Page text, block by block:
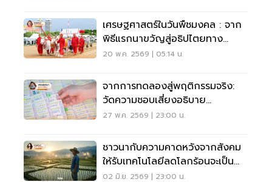
เศรษฐศาสตร์ในวันพืชมงคล : จาก
พิธีแรกนาขวัญสู่อธิปไตยทาง
อาหาร
20 พ.ค. 2569 | 05:14 น.
จากการทดลองสู่พฤติกรรมจริง:
วัดความชอบเสี่ยงอธิบาย
พฤติกรรมการซื้อหวยได้หรือไม่
27 พ.ค. 2569 | 23:00 น.
ชาวนากับความคาดหวังจากสังคม
ให้รับเทคโนโลยีลดโลกร้อนจะเป็น
จริงได้แค่ไหน
02 มิ.ย. 2569 | 23:00 น.